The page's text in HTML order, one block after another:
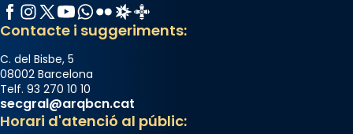
Santes a Mataró»🥵.
Photo
View on Facebook
Arquebisbat de Barcelona
2 weeks ago
Facebook
Instagram
X / Twitter
YouTube
WhatsApp
FlickrRadio Estel
Catalunya Cristiana
Contacte i suggeriments:
C. del Bisbe, 5
08002 Barcelona
Telf. 93 270 10 10
secgral@arqbcn.cat
Horari d'atenció al públic: